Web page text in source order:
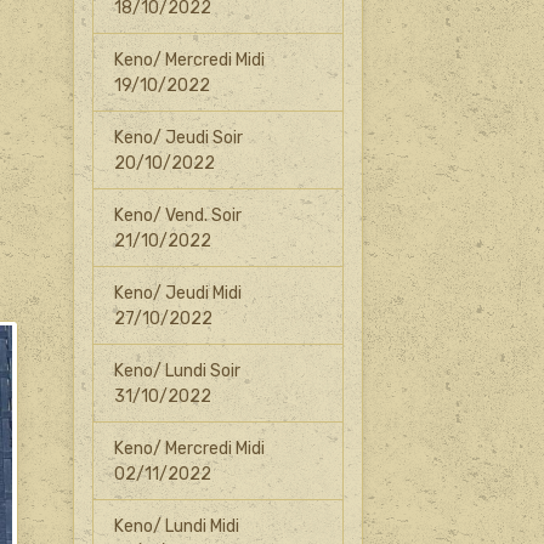
18/10/2022
Keno/ Mercredi Midi
19/10/2022
Keno/ Jeudi Soir
20/10/2022
Keno/ Vend. Soir
21/10/2022
Keno/ Jeudi Midi
27/10/2022
Keno/ Lundi Soir
31/10/2022
Keno/ Mercredi Midi
02/11/2022
Keno/ Lundi Midi